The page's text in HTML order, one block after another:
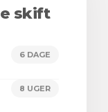
skift
6 DAGE
8 UGER